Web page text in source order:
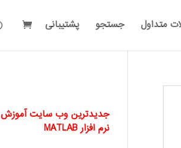
متداول جستجو پشتیبانی
جدیدترین وب سایت آموزش
نرم افزار MATLAB